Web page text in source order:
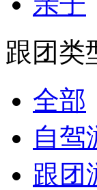
跟团类
全部
自驾
跟团